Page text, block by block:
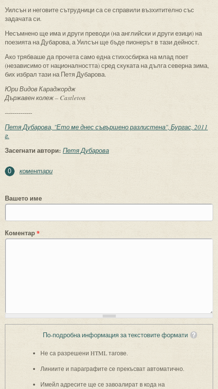
Уилсън и неговите сътрудници са се справили възхитително със
задачата си.
Несъмнено ще има и други преводи (на английски и други езици) на
поезията на Дубарова, а Уилсън ще бъде пионерът в тази дейност.
Ако трябваше да прочета само една стихосбирка на млад поет
(независимо от националността) сред скуката на дълга северна зима,
бих избрал тази на Петя Дубарова.
Юри Видов Караджордж
Държавен колеж – Castleton
--------------
Петя Дубарова, "Ето ме днес съвършено разлистена", Бургас, 2011
г.
Засегнати автори: Петя Дубарова
0 коментари
Вашето име
Коментар*
По-подробна информация за текстовите формати
Не са разрешени HTML тагове.
Линиите и параграфите се прекъсват автоматично.
Имейл адресите ще се завоалират в кода на